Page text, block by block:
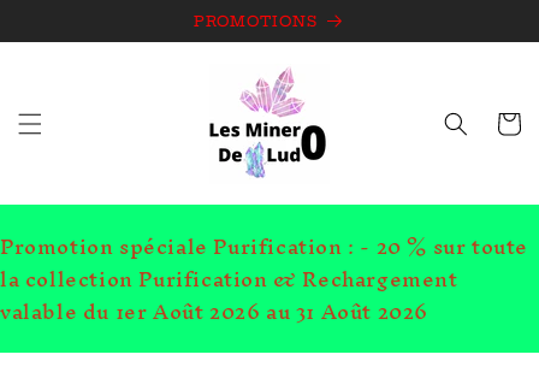
au
PROMOTIONS
Panier
Promotion spéciale Purification : - 20 % sur toute
la collection Purification & Rechargement
valable du 1er Août 2026 au 31 Août 2026